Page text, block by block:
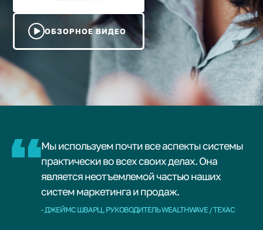
ОБЗОРНОЕ ВИДЕО
Мы используем почти все аспекты системы
практически во всех своих делах. Она
является неотъемлемой частью наших
систем маркетинга и продаж.
- ДЖЕЙМС ШВАРЦ, РУКОВОДИТЕЛЬ WEALTHWAVE / ТЕХАС